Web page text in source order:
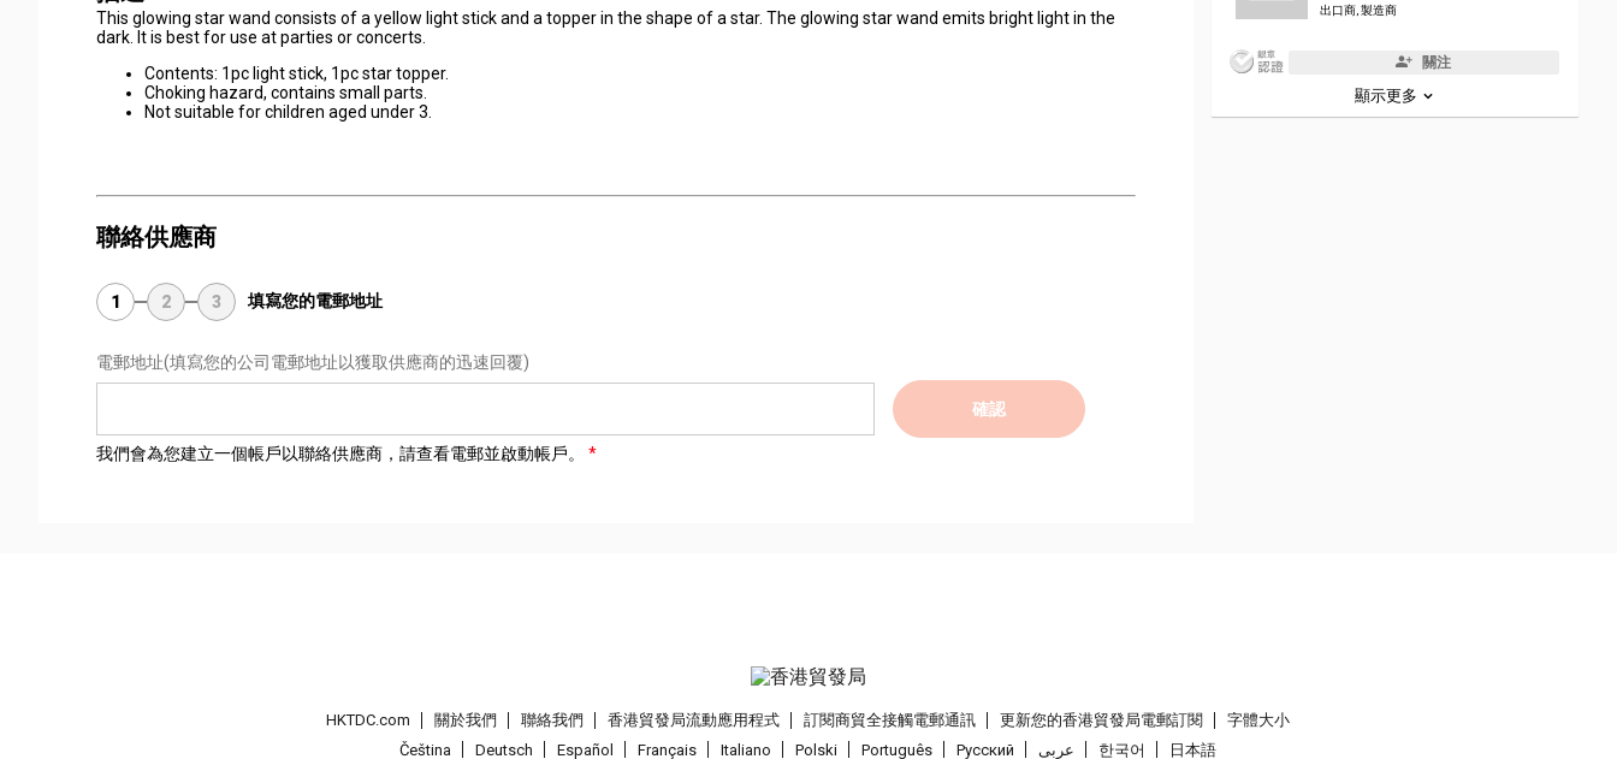
This glowing star wand consists of a yellow light stick and a topper in the shape of a star. The glowing star wand emits bright light in the
dark. It is best for use at parties or concerts.
Contents: 1pc light stick, 1pc star topper.
Choking hazard, contains small parts.
Not suitable for children aged under 3.
聯絡供應商
1 2 3 填寫您的電郵地址
電郵地址(填寫您的公司電郵地址以獲取供應商的迅速回覆)
確認
我們會為您建立一個帳戶以聯絡供應商，請查看電郵並啟動帳戶。
出口商, 製造商
關注
顯示更多
HKTDC.com 關於我們 聯絡我們 香港貿發局流動應用程式 訂閱商貿全接觸電郵通訊 更新您的香港貿發局電郵訂閱
字體大小
Čeština
Deutsch Español Français Italiano Polski Português Pусский عربى 한국어 日本語